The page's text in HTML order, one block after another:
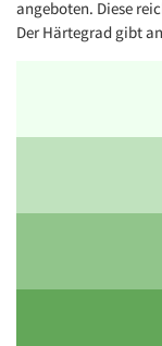
Youtube Datenschutz
angeboten. Diese
Der Härtegrad gibt